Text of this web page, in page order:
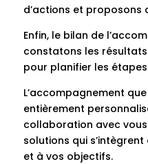
d’actions et proposons
Enfin, le bilan de
constatons les
pour planifier les
L’accompagnement
entièrement
collaboration avec
solutions qui
et à vos objectifs.